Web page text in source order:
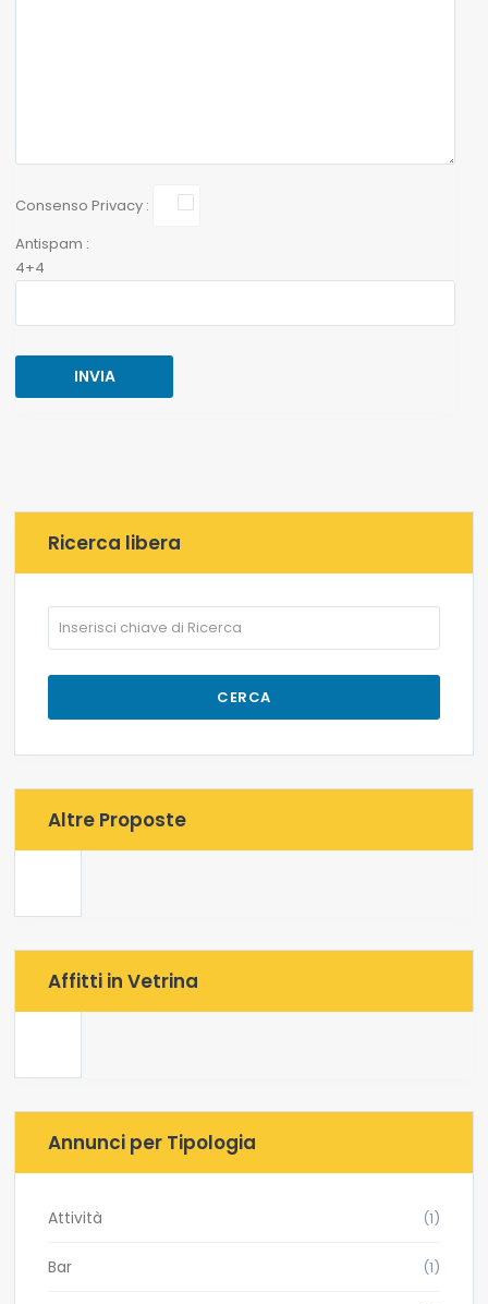
Consenso Privacy :
Antispam :
4+4
Ricerca libera
CERCA
Altre Proposte
Affitti in Vetrina
Annunci per Tipologia
Attività (1)
Bar (1)